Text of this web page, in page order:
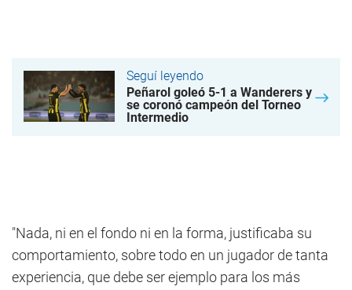
Seguí leyendo
Peñarol goleó 5-1 a Wanderers y
se coronó campeón del Torneo
Intermedio
"Nada, ni en el fondo ni en la forma, justificaba su
comportamiento, sobre todo en un jugador de tanta
experiencia, que debe ser ejemplo para los más